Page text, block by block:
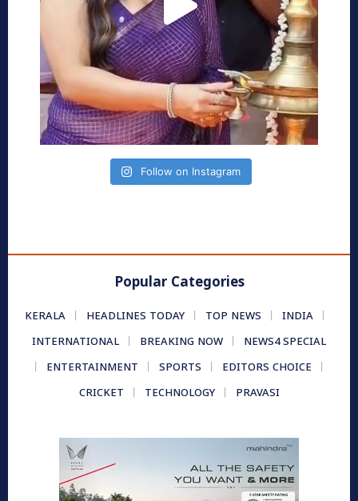
Follow on Instagram
Popular Categories
KERALA HEADLINES TODAY TOP NEWS
INDIA
INTERNATIONAL
BREAKING NOW
NEWS4 SPECIAL
ENTERTAINMENT
SPORTS
EDITORS CHOICE
CRICKET
TECHNOLOGY PRAVASI